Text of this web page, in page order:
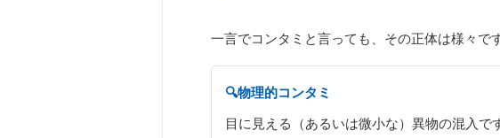
一言でコンタミと言っても、その正体は様々で
🔍物理的コンタミ
目に見える（あるいは微小な）異物の混入